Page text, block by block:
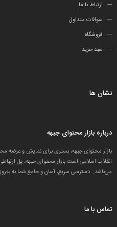
ارتباط با ما
سوالات متداول
فروشگاه
سبد خرید
نشان ها
درباره بازار محتوای جبهه
بازار محتوای جبهه، بستری برای نمایش و عرضه
انقلاب اسلامی است.بازار محتوای جبهه، پل
می‌باشد. دسترسی سریع، آسان و جامع شما به
تماس با ما